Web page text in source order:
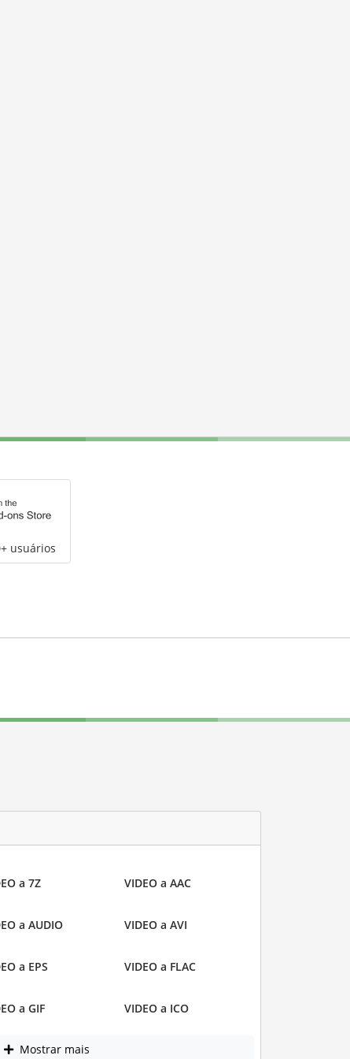
usuários
a 7Z VIDEO a AAC
a AUDIO VIDEO a AVI
a EPS VIDEO a FLAC
a GIF VIDEO a ICO
Mostrar mais